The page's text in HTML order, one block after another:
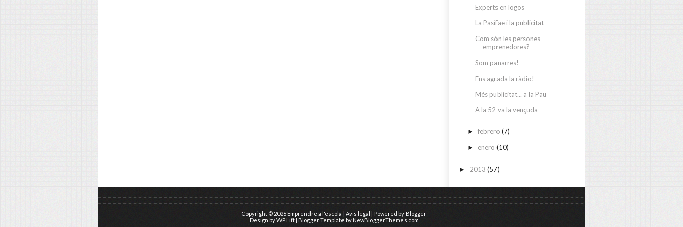
Experts en logos
La Pasífae i la publicitat
Com són les persones
emprenedores?
Som panarres!
Ens agrada la ràdio!
Més publicitat... a la Pau
A la 52 va la vençuda
► febrero (7)
► enero (10)
► 2013 (57)
Copyright © 2026Emprendre a l'escola | Avís legal | Powered byBlogger
Design byWP Lift| Blogger Template byNewBloggerThemes.com